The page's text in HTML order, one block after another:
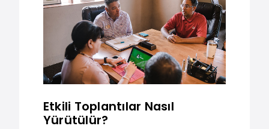
Etkili Toplantılar Nasıl
Yürütülür?